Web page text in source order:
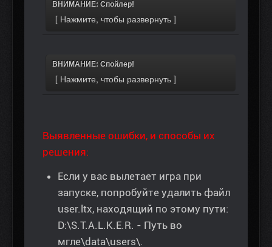
ВНИМАНИЕ: Спойлер!
ВНИМАНИЕ: Спойлер!
Выявленные ошибки, и способы их
решения:
Если у вас вылетает игра при
запуске, попробуйте удалить файл
user.ltx, находящий по этому пути:
D:\S.T.A.L.K.E.R. - Путь во
мгле\data\users\.